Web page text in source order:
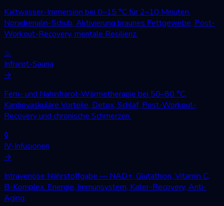
Kaltwasser-Immersion bei 0–15 °C für 2–10 Minuten.
Noradrenalin-Schub, Aktivierung braunes Fettgewebe, Post-
Workout-Recovery, mentale Resilienz.
♨
Infrarot-Sauna
→
Fern- und Nahinfrarot-Wärmetherapie bei 50–80 °C.
Kardiovaskuläre Vorteile, Detox, Schlaf, Post-Workout-
Recovery und chronische Schmerzen.
◊
IV-Infusionen
→
Intravenöse Nährstoffgabe — NAD+, Glutathion, Vitamin C,
B-Komplex. Energie, Immunsystem, Kater-Recovery, Anti-
Aging.